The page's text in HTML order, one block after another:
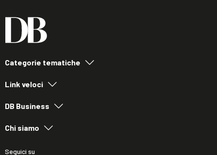
Categorie tematiche
Link veloci
DB Business
Chi siamo
Seguici su